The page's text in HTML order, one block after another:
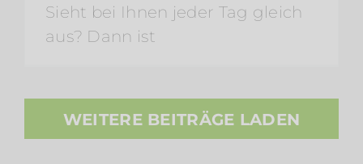
Sieht bei Ihnen jeder Tag gleich
aus? Dann ist
WEITERE BEITRÄGE LADEN